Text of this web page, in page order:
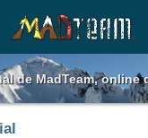
de MadTeam, online